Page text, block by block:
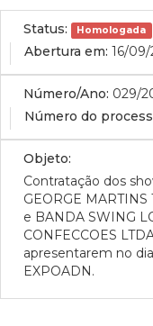
Status: Homologada
Abertura em: 16/09/
Número/Ano: 029/
Número do
Objeto:
Contratação dos
GEORGE MARTINS
e BANDA SWING
CONFECCOES
apresentarem no
EXPOADN.